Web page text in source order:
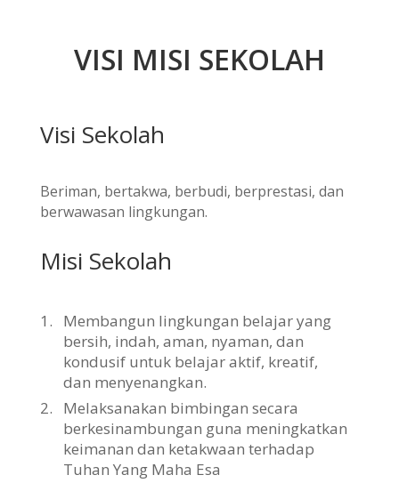
VISI MISI SEKOLAH
Visi Sekolah
Beriman, bertakwa, berbudi, berprestasi, dan
berwawasan lingkungan.
Misi Sekolah
1.
Membangun lingkungan belajar yang
bersih, indah, aman, nyaman, dan
kondusif untuk belajar aktif, kreatif,
dan menyenangkan.
2.
Melaksanakan bimbingan secara
berkesinambungan guna meningkatkan
keimanan dan ketakwaan terhadap
Tuhan Yang Maha Esa